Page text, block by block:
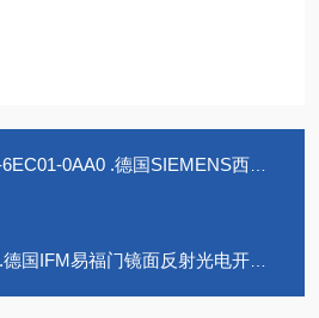
.德国SIEMENS西门子PLC 6ES7288-6EC01-0AA0
IFM易福门镜面反射光电开关OGP500